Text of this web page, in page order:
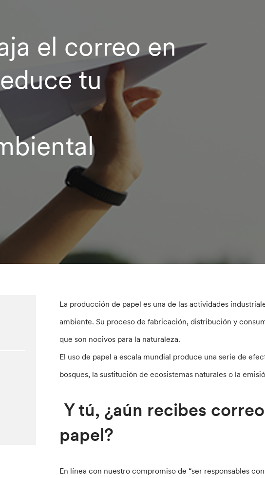
el correo en
tu
La producción de papel es una de las actividades
ambiente. Su proceso de fabricación, distribución y
que son nocivos para la naturaleza.
El uso de papel a escala mundial produce una serie de
bosques, la sustitución de ecosistemas naturales o la
Y tú, ¿aún recibes
papel?
En línea con nuestro compromiso de “ser responsables